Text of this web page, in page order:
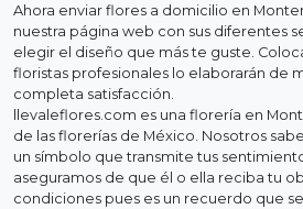
Ahora enviar flores a domicilio en
nuestra página web con sus diferentes
elegir el diseño que más te guste.
floristas profesionales lo elaborarán de
completa satisfacción.
llevaleflores.com es una florería en
de las florerías de México. Nosotros
un símbolo que transmite tus
aseguramos de que él o ella reciba tu
condiciones pues es un recuerdo que